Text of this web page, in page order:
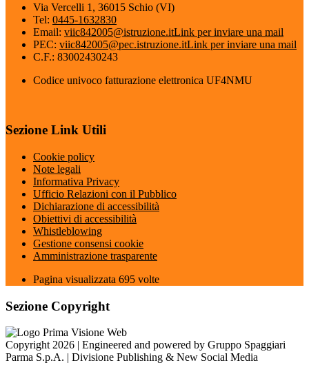
Via Vercelli 1, 36015 Schio (VI)
Tel: 0445-1632830
Email: viic842005@istruzione.itLink per inviare una mail
PEC: viic842005@pec.istruzione.itLink per inviare una mail
C.F.: 83002430243
Codice univoco fatturazione elettronica UF4NMU
Sezione Link Utili
Cookie policy
Note legali
Informativa Privacy
Ufficio Relazioni con il Pubblico
Dichiarazione di accessibilità
Obiettivi di accessibilità
Whistleblowing
Gestione consensi cookie
Amministrazione trasparente
Pagina visualizzata 695 volte
Sezione Copyright
Copyright 2026 | Engineered and powered by Gruppo Spaggiari
Parma S.p.A. | Divisione Publishing & New Social Media